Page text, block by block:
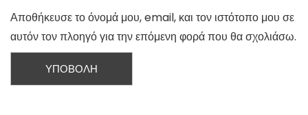
Αποθήκευσε το όνομά μου, email, και τον ιστότοπο μου σε
αυτόν τον πλοηγό για την επόμενη φορά που θα σχολιάσω.